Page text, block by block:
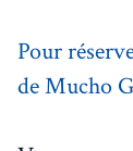
Pour
de Mucho